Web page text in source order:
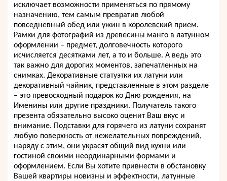
исключает возможности применяться по прямому
назначению, тем самым превратив любой
повседневный обед или ужин в королевский прием.
Рамки для фотографий из древесины манго в латунном
оформлении – предмет, долговечность которого
исчисляется десятками лет, а то и больше. А ведь это
так важно для дорогих моментов, запечатленных на
снимках. Декоративные статуэтки их латуни или
декоративный чайник, представленные в этом разделе
– это превосходный подарок ко Дню рождения, на
Именины или другие праздники. Получатель такого
презента обязательно высоко оценит Ваш вкус и
внимание. Подставки для горячего из латуни сохранят
любую поверхность от нежелательных повреждений,
наряду с этим, они украсят общий вид кухни или
гостиной своими неординарными формами и
оформлением. Если Вы хотите привнести в обстановку
Вашей квартиры новизны и эффектности, латунные